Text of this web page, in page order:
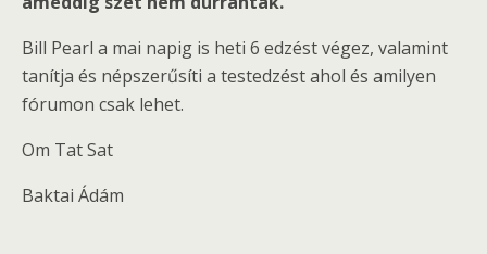
Bill Pearl a mai napig is heti 6 edzést végez, valamint
tanítja és népszerűsíti a testedzést ahol és amilyen
fórumon csak lehet.
Om Tat Sat
Baktai Ádám